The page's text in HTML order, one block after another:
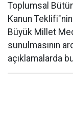
Toplumsal
Kanun
Büyük Millet
sunulmasının
açıklamalarda